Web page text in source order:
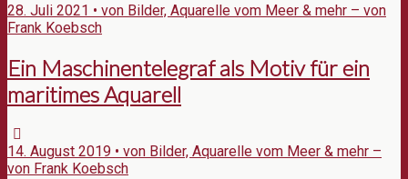
28. Juli 2021 • von Bilder, Aquarelle vom Meer & mehr – von
Frank Koebsch
Ein Maschinentelegraf als Motiv für ein
maritimes Aquarell
14. August 2019 • von Bilder, Aquarelle vom Meer & mehr –
von Frank Koebsch